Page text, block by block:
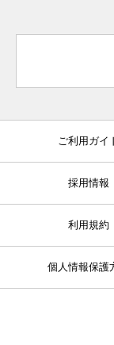
ご利用ガイ
採用情報
利用規約
個人情報保護